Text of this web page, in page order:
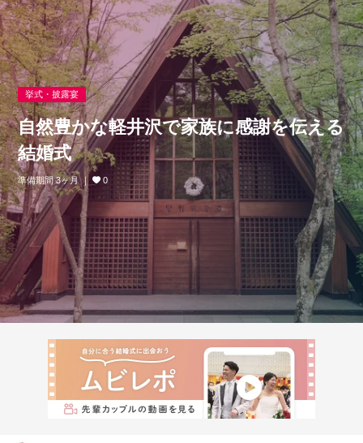
挙式・披露宴
自然豊かな軽井沢で家族に感謝を伝える
結婚式
準備期間 3ヶ月 0